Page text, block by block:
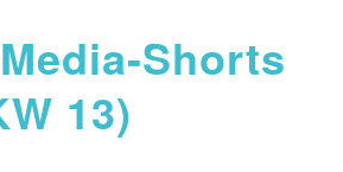
Shorts
13)